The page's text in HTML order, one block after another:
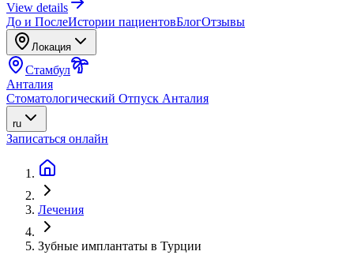
View details
До и ПослеИстории пациентовБлогОтзывы
Локация
Стамбул
Анталия
Стоматологический Отпуск Анталия
ru
Записаться онлайн
Лечения
Зубные имплантаты в Турции